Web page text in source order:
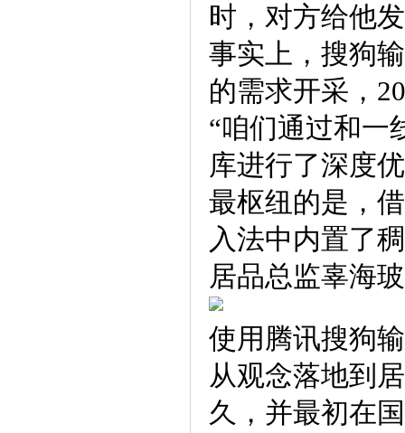
时，对方给他
事实上，搜狗
的需求开采，
“咱们通过和一
库进行了深度
最枢纽的是，
入法中内置了
居品总监辜海
使用腾讯搜狗
从观念落地到
久，并最初在